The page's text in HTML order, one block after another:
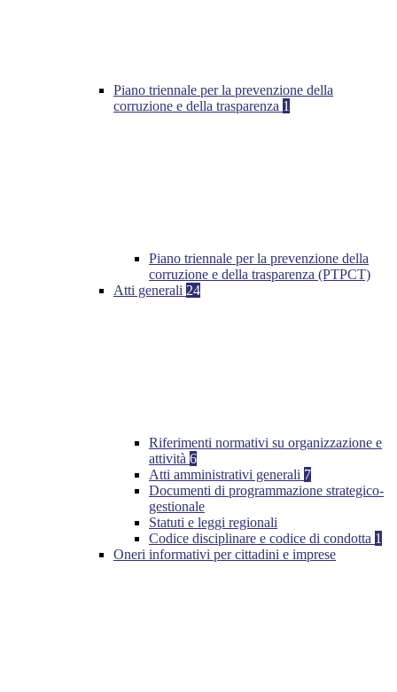
Piano triennale per la prevenzione della
corruzione e della trasparenza 1
Piano triennale per la prevenzione della
corruzione e della trasparenza (PTPCT)
Atti generali 24
Riferimenti normativi su organizzazione e
attività 6
Atti amministrativi generali 7
Documenti di programmazione strategico-
gestionale
Statuti e leggi regionali
Codice disciplinare e codice di condotta 1
Oneri informativi per cittadini e imprese